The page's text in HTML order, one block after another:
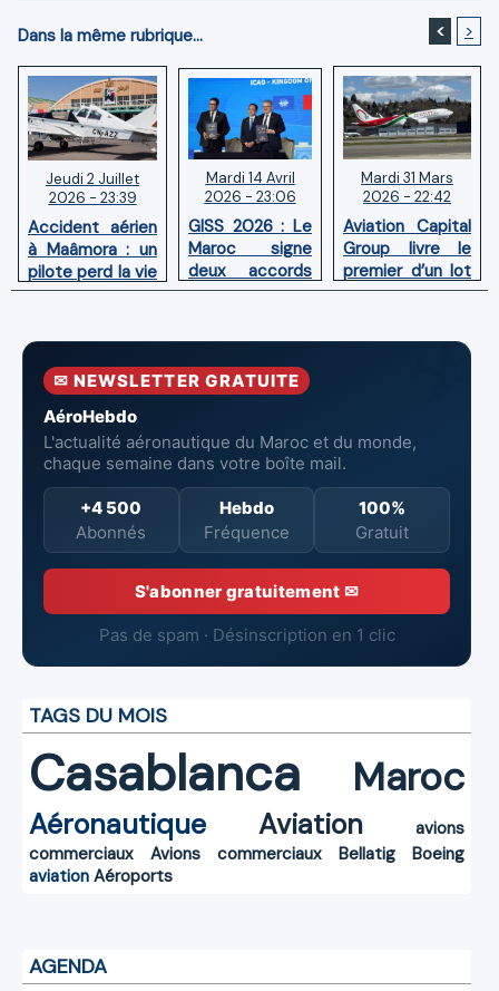
Dans la même rubrique... < >
Jeudi 2 Juillet
2026 - 23:39
Accident aérien
à Maâmora : un
pilote perd la vie
en combat
incendie
Mardi 14 Avril
2026 - 23:06
GISS 2026 : Le
Maroc signe
deux accords
avec l'OACI
la surveillance
aériennes.
Mardi 31 Mars
2026 - 22:42
Aviation Capital
Group livre le
premier d’un lot
de six Boeing
neufs à Royal Air
✉ NEWSLETTER GRATUITE
AéroHebdo
L'actualité aéronautique du Maroc et du monde,
chaque semaine dans votre boîte mail.
+4 500
Abonnés
Hebdo
Fréquence
100%
Gratuit
S'abonner gratuitement ✉
Pas de spam · Désinscription en 1 clic
TAGS DU MOIS
Casablanca Maroc
Aéronautique Aviation
avions
commerciaux
Avions commerciaux Bellatig
Boeing
aviation Aéroports
AGENDA